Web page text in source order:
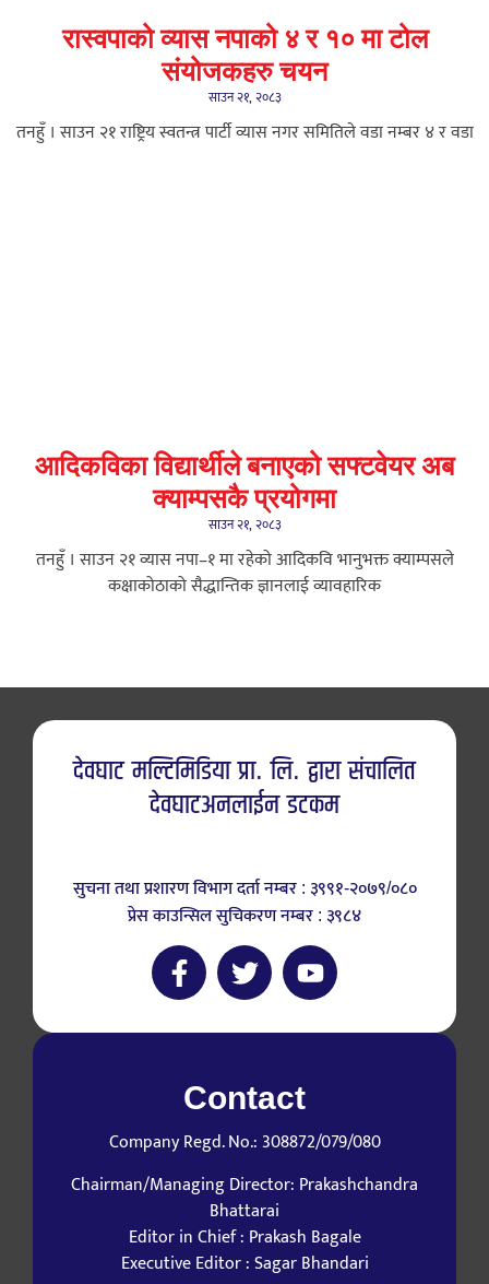
रास्वपाको व्यास नपाको ४ र १० मा टोल
संयोजकहरु चयन
साउन २१, २०८३
तनहुँ । साउन २१ राष्ट्रिय स्वतन्त्र पार्टी व्यास नगर समितिले वडा नम्बर ४ र वडा
आदिकविका विद्यार्थीले बनाएको सफ्टवेयर अब
क्याम्पसकै प्रयोगमा
साउन २१, २०८३
तनहुँ । साउन २१ ​व्यास नपा–१ मा रहेको आदिकवि भानुभक्त क्याम्पसले
कक्षाकोठाको सैद्धान्तिक ज्ञानलाई व्यावहारिक
देवघाट मल्टिमिडिया प्रा. लि. द्वारा संचालित
देवघाटअनलाईन डटकम
सुचना तथा प्रशारण विभाग दर्ता नम्बर : ३९९१-२०७९/०८०
प्रेस काउन्सिल सुचिकरण नम्बर : ३९८४
Contact
Company Regd. No.: 308872/079/080
Chairman/Managing Director: Prakashchandra
Bhattarai
Editor in Chief : Prakash Bagale
Executive Editor : Sagar Bhandari